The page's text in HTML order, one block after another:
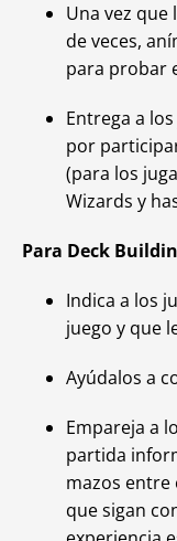
Una vez
de veces,
para probar
Entrega a
por
(para los
Wizards y
Para Deck
Indica a los
juego y que
Ayúdalos a
Empareja a
partida
mazos entre
que sigan